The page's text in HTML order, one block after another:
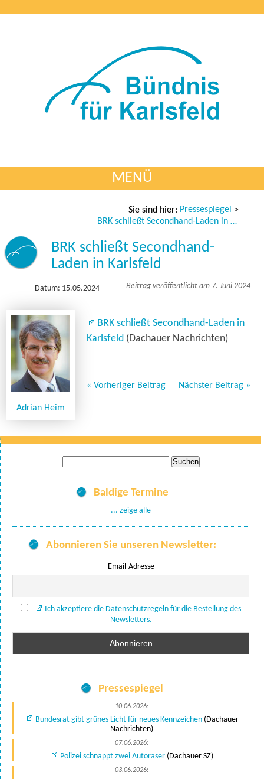
MENÜ
Sie sind hier: Pressespiegel >
BRK schließt Secondhand-Laden in Karlsfeld
BRK schließt Secondhand-
Laden in Karlsfeld
Datum: 15.05.2024 Beitrag veröffentlicht am 7. Juni 2024
Adrian Heim
BRK schließt Secondhand-Laden in
Karlsfeld (Dachauer Nachrichten)
« Vorheriger Beitrag Nächster Beitrag »
nach:
Baldige Termine
... zeige alle
Abonnieren Sie unseren Newsletter:
Email-Adresse
Ich akzeptiere die Datenschutzregeln für die Bestellung des
Newsletters.
Pressespiegel
10.06.2026:
Bundesrat gibt grünes Licht für neues Kennzeichen(Dachauer
Nachrichten)
07.06.2026:
Polizei schnappt zwei Autoraser (Dachauer SZ)
03.06.2026: